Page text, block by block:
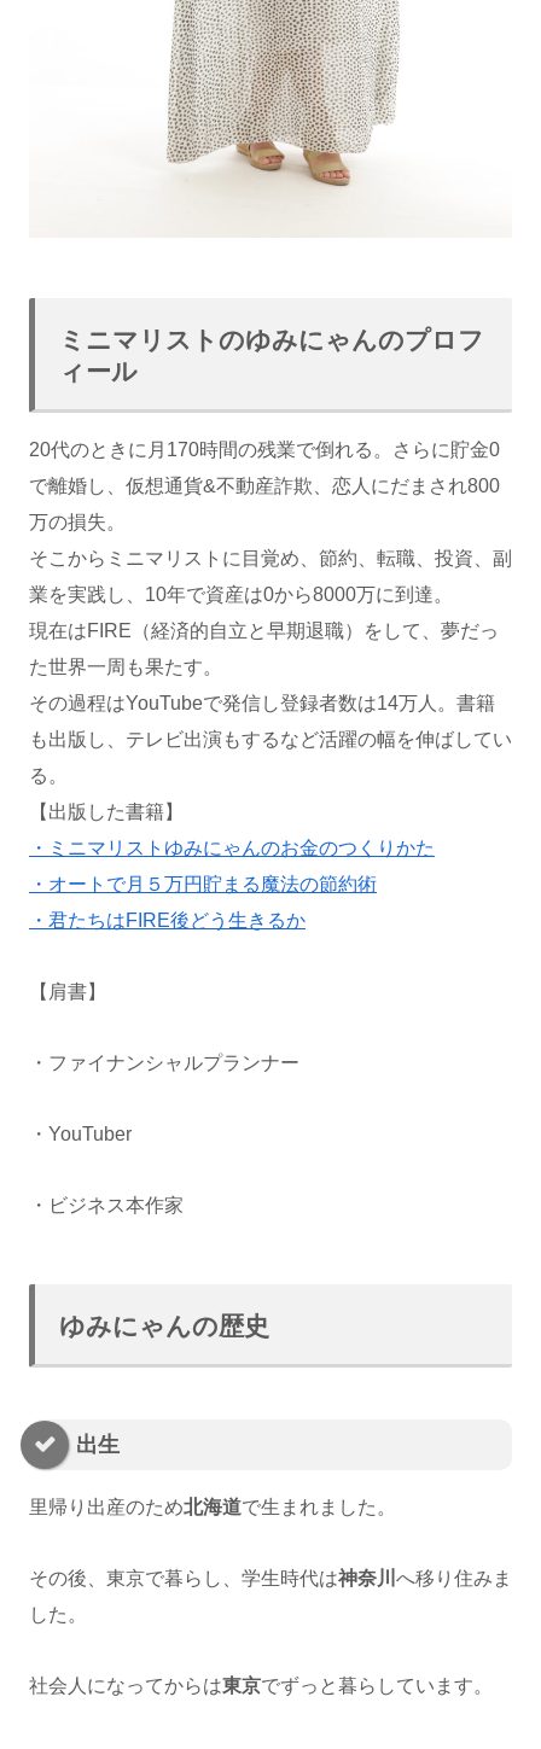
ミニマリストのゆみにゃんのプロフ
ィール
20代のときに月170時間の残業で倒れる。さらに貯金0
で離婚し、仮想通貨&不動産詐欺、恋人にだまされ800
万の損失。
そこからミニマリストに目覚め、節約、転職、投資、副
業を実践し、10年で資産は0から8000万に到達。
現在はFIRE（経済的自立と早期退職）をして、夢だっ
た世界一周も果たす。
その過程はYouTubeで発信し登録者数は14万人。書籍
も出版し、テレビ出演もするなど活躍の幅を伸ばしてい
る。
【出版した書籍】
・ミニマリストゆみにゃんのお金のつくりかた
・オートで月５万円貯まる魔法の節約術
・君たちはFIRE後どう生きるか
【肩書】
・ファイナンシャルプランナー
・YouTuber
・ビジネス本作家
ゆみにゃんの歴史
出生
里帰り出産のため北海道で生まれました。
その後、東京で暮らし、学生時代は神奈川 へ移り住みま
した。
社会人になってからは東京でずっと暮らしています。